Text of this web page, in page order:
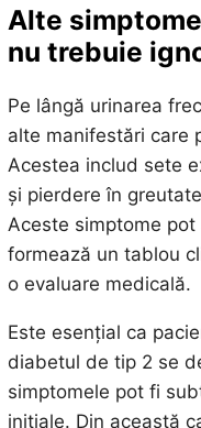
Alte
nu trebuie
Pe lângă urinarea
alte manifestări care
Acestea includ sete
și pierdere în
Aceste simptome
formează un tablou
o evaluare medicală.
Este esențial ca
diabetul de tip 2 se
simptomele pot fi
inițiale. Din această